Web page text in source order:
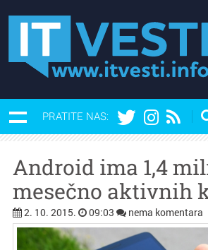
PRATITE NAS:
Android ima 1,4
mesečno aktivnih
2. 10. 2015. 09:03 nema komentara